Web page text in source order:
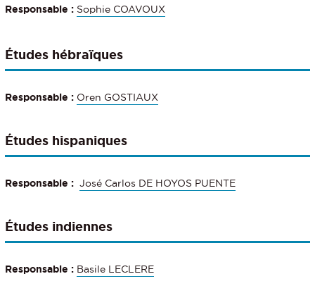
Responsable : Sophie COAVOUX
Études hébraïques
Responsable : Oren GOSTIAUX
Études hispaniques
Responsable : José Carlos DE HOYOS PUENTE
Études indiennes
Responsable : Basile LECLERE